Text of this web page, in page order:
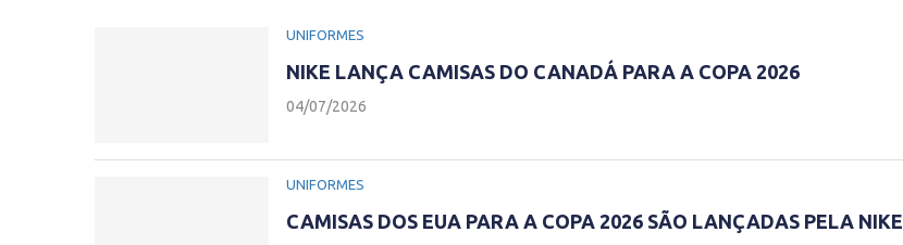
UNIFORMES
NIKE LANÇA CAMISAS DO CANADÁ PARA A COPA 2026
04/07/2026
UNIFORMES
CAMISAS DOS EUA PARA A COPA 2026 SÃO LANÇADAS PELA NIKE